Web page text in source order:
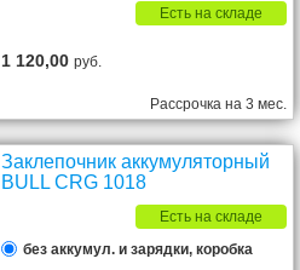
Есть на складе
1 120,00руб.
Рассрочка на 3 мес.
Заклепочник аккумуляторный
BULL CRG 1018
Есть на складе
без аккумул. и зарядки, коробка